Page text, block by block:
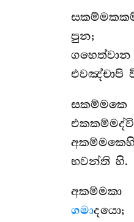
පුන;
එවඤ්චාපි
භවන්ති හි.
අකම්මකා
ගමාදයො;